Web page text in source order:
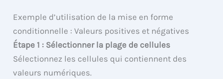
Exemple d’utilisation de la mise en forme
conditionnelle : Valeurs positives et négatives
Étape 1 : Sélectionner la plage de cellules
Sélectionnez les cellules qui contiennent des
valeurs numériques.